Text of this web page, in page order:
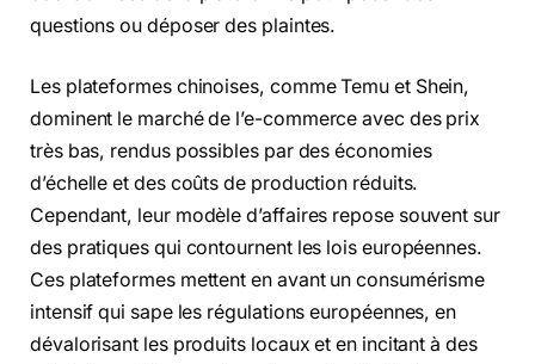
questions ou déposer des plaintes.
Les plateformes chinoises, comme Temu et Shein,
dominent le marché de l’e-commerce avec des prix
très bas, rendus possibles par des économies
d’échelle et des coûts de production réduits.
Cependant, leur modèle d’affaires repose souvent sur
des pratiques qui contournent les lois européennes.
Ces plateformes mettent en avant un consumérisme
intensif qui sape les régulations européennes, en
dévalorisant les produits locaux et en incitant à des